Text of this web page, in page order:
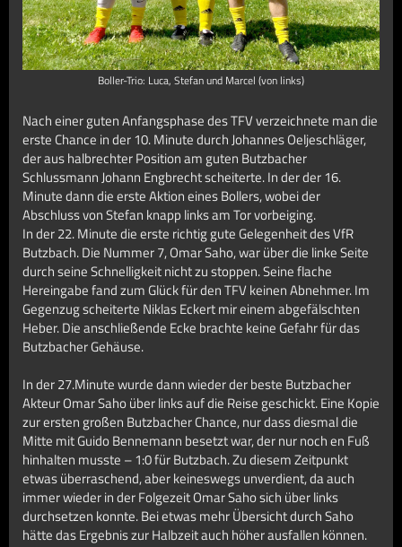
Boller-Trio: Luca, Stefan und Marcel (von links)
Nach einer guten Anfangsphase des TFV verzeichnete man die
erste Chance in der 10. Minute durch Johannes Oeljeschläger,
der aus halbrechter Position am guten Butzbacher
Schlussmann Johann Engbrecht scheiterte. In der der 16.
Minute dann die erste Aktion eines Bollers, wobei der
Abschluss von Stefan knapp links am Tor vorbeiging.
In der 22. Minute die erste richtig gute Gelegenheit des VfR
Butzbach. Die Nummer 7, Omar Saho, war über die linke Seite
durch seine Schnelligkeit nicht zu stoppen. Seine flache
Hereingabe fand zum Glück für den TFV keinen Abnehmer. Im
Gegenzug scheiterte Niklas Eckert mir einem abgefälschten
Heber. Die anschließende Ecke brachte keine Gefahr für das
Butzbacher Gehäuse.
In der 27.Minute wurde dann wieder der beste Butzbacher
Akteur Omar Saho über links auf die Reise geschickt. Eine Kopie
zur ersten großen Butzbacher Chance, nur dass diesmal die
Mitte mit Guido Bennemann besetzt war, der nur noch en Fuß
hinhalten musste – 1:0 für Butzbach. Zu diesem Zeitpunkt
etwas überraschend, aber keineswegs unverdient, da auch
immer wieder in der Folgezeit Omar Saho sich über links
durchsetzen konnte. Bei etwas mehr Übersicht durch Saho
hätte das Ergebnis zur Halbzeit auch höher ausfallen können.